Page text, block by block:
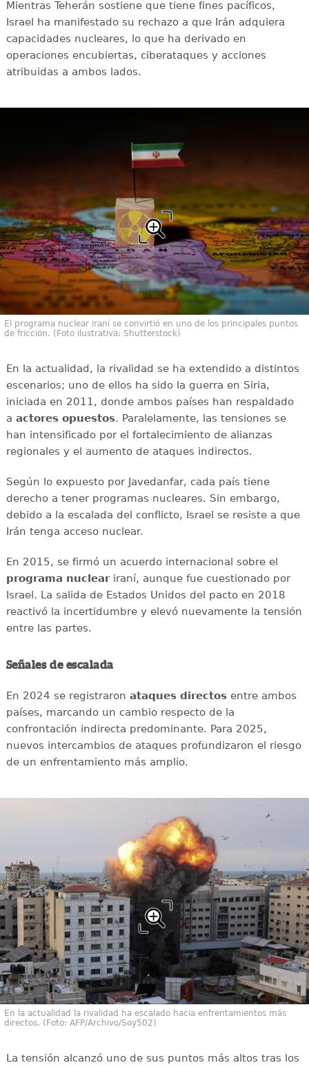
Mientras Teherán sostiene que tiene fines pacíficos,
Israel ha manifestado su rechazo a que Irán adquiera
capacidades nucleares, lo que ha derivado en
operaciones encubiertas, ciberataques y acciones
atribuidas a ambos lados.
El programa nuclear iraní se convirtió en uno de los principales puntos
de fricción. (Foto ilustrativa: Shutterstock)
En la actualidad, la rivalidad se ha extendido a distintos
escenarios; uno de ellos ha sido la guerra en Siria,
iniciada en 2011, donde ambos países han respaldado
a actores opuestos. Paralelamente, las tensiones se
han intensificado por el fortalecimiento de alianzas
regionales y el aumento de ataques indirectos.
Según lo expuesto por Javedanfar, cada país tiene
derecho a tener programas nucleares. Sin embargo,
debido a la escalada del conflicto, Israel se resiste a que
Irán tenga acceso nuclear.
En 2015, se firmó un acuerdo internacional sobre el
programa nucleariraní, aunque fue cuestionado por
Israel. La salida de Estados Unidos del pacto en 2018
reactivó la incertidumbre y elevó nuevamente la tensión
entre las partes.
Señales de escalada
En 2024 se registraron ataques directosentre ambos
países, marcando un cambio respecto de la
confrontación indirecta predominante. Para 2025,
nuevos intercambios de ataques profundizaron el riesgo
de un enfrentamiento más amplio.
En la actualidad la rivalidad ha escalado hacia enfrentamientos más
directos. (Foto: AFP/Archivo/Soy502)
La tensión alcanzó uno de sus puntos más altos tras los